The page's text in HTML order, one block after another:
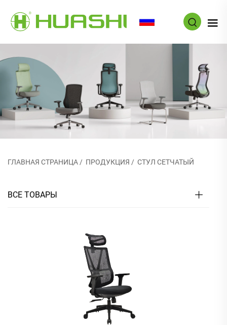
ГЛАВНАЯ СТРАНИЦА / ПРОДУКЦИЯ / СТУЛ СЕТЧАТЫЙ
ВСЕ ТОВАРЫ